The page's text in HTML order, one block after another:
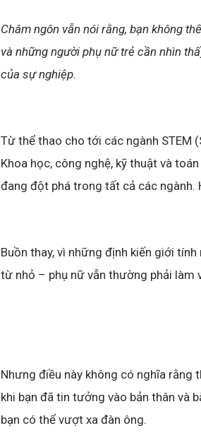
Châm ngôn vẫn nói rằng, bạn không
và những người phụ nữ trẻ cần nhìn
của sự nghiệp.
Từ thể thao cho tới các ngành STEM
Khoa học, công nghệ, kỹ thuật và
đang đột phá trong tất cả các ngành.
Buồn thay, vì những định kiến giới
từ nhỏ – phụ nữ vẫn thường phải làm
Nhưng điều này không có nghĩa rằng
khi bạn đã tin tưởng vào bản thân và
bạn có thể vượt xa đàn ông.